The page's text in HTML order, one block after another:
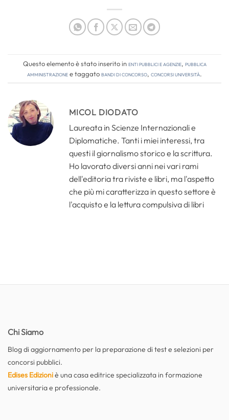
Questo elemento è stato inserito inEnti pubblici e agenzie, Pubblica
amministrazionee taggatobandi di concorso, concorsi università.
MICOL DIODATO
Laureata in Scienze Internazionali e
Diplomatiche. Tanti i miei interessi, tra
questi il giornalismo storico e la scrittura.
Ho lavorato diversi anni nei vari rami
dell'editoria tra riviste e libri, ma l'aspetto
che più mi caratterizza in questo settore è
l'acquisto e la lettura compulsiva di libri
Chi Siamo
Blog di aggiornamento per la preparazione di test e selezioni per
concorsi pubblici.
Edises Edizioniè una casa editrice specializzata in formazione
universitaria e professionale.